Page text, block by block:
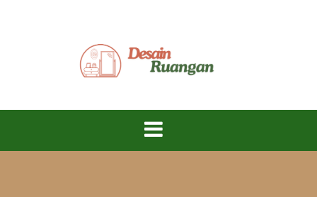
Desain
Ruangan